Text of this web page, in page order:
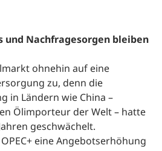
und Nachfragesorgen bleiben
ohnehin auf eine
zu, denn die
in Ländern wie China –
Ölimporteur der Welt – hatte
geschwächelt.
eine Angebotserhöhung